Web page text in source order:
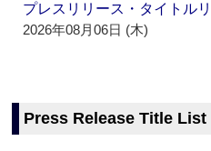
プレスリリース・タイトル
2026年08月06日 (木)
Press Release Title List